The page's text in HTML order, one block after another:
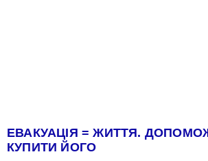
ЕВАКУАЦІЯ = ЖИТТЯ.
КУПИТИ ЙОГО